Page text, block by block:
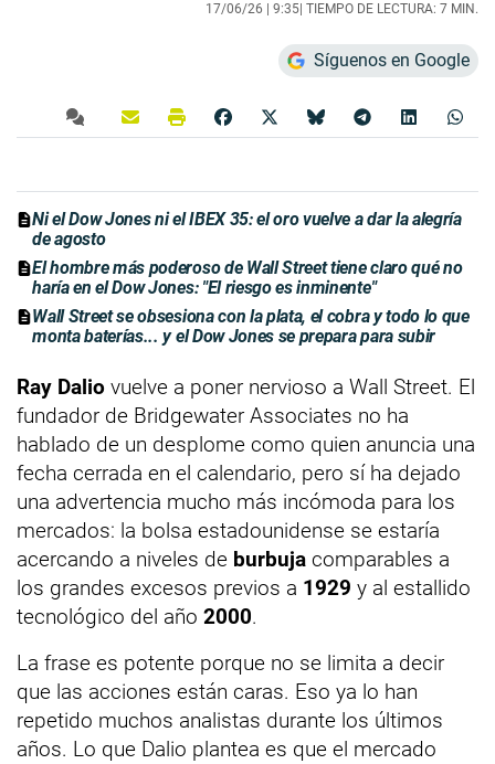
17/06/26 | 9:35 | TIEMPO DE LECTURA: 7 MIN.
Síguenos en Google
Ni el Dow Jones ni el IBEX 35: el oro vuelve a dar la alegría
de agosto
El hombre más poderoso de Wall Street tiene claro qué no
haría en el Dow Jones: "El riesgo es inminente"
Wall Street se obsesiona con la plata, el cobra y todo lo que
monta baterías... y el Dow Jones se prepara para subir
Ray Dalio vuelve a poner nervioso a Wall Street. El
fundador de Bridgewater Associates no ha
hablado de un desplome como quien anuncia una
fecha cerrada en el calendario, pero sí ha dejado
una advertencia mucho más incómoda para los
mercados: la bolsa estadounidense se estaría
acercando a niveles de burbuja comparables a
los grandes excesos previos a 1929 y al estallido
tecnológico del año 2000.
La frase es potente porque no se limita a decir
que las acciones están caras. Eso ya lo han
repetido muchos analistas durante los últimos
años. Lo que Dalio plantea es que el mercado